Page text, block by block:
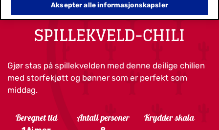
SPILLEKVELD-CHILI
Gjør stas på spillekvelden med denne deilige chilien
med storfekjøtt og bønner som er perfekt som
middag.
Beregnet tid Antall personer Krydder skala
Aksepter alle informasjonskapsler